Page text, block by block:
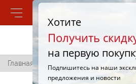
Позвонить
Главная / Michelin Pilot Sport 3 (PS3)
Хотите
Получить
на первую
Подпишитесь на наши
предложения и новости